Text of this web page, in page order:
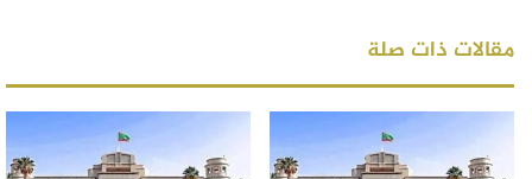
مقالات ذات صلة